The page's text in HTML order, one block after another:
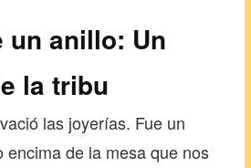
un anillo: Un
la tribu
las joyerías. Fue un
encima de la mesa que nos